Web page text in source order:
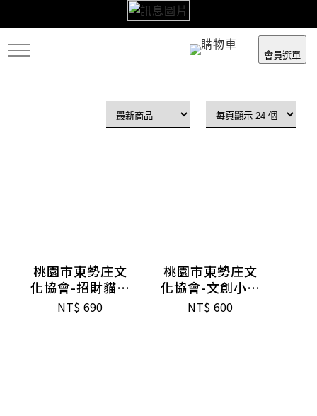
到
主
要
會員選單
桃園市東勢庄文
化協會-招財貓包
包
NT$ 690
桃園市東勢庄文
化協會-文創小鼓
荷包鼓鼓禮盒
NT$ 600